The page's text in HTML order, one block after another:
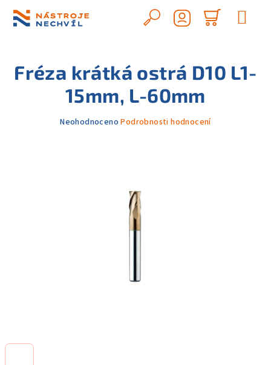
obsah
Hledat
košík
Fréza krátká ostrá D10 L1-
15mm, L-60mm
Průměrné
Neohodnoceno Podrobnosti hodnocení